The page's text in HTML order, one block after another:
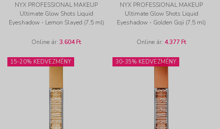
NYX PROFESSIONAL MAKEUP
Ultimate Glow Shots Liquid
Eyeshadow - Lemon Slayed (7,5 ml)
Online ár: 3.604 Ft
NYX PROFESSIONAL MAKEUP
Ultimate Glow Shots Liquid
Eyeshadow - Golden Goji (7,5 ml)
Online ár: 4.377 Ft
15-20% KEDVEZMÉNY 30-35% KEDVEZMÉNY